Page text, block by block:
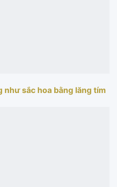
như sắc hoa bằng lăng tím